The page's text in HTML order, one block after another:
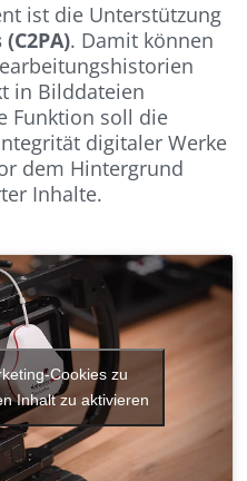
ist die Unterstützung
. Damit können
in Bilddateien
Funktion soll die
digitaler Werke
dem Hintergrund
Inhalte.
Cookies zu
Inhalt zu aktivieren